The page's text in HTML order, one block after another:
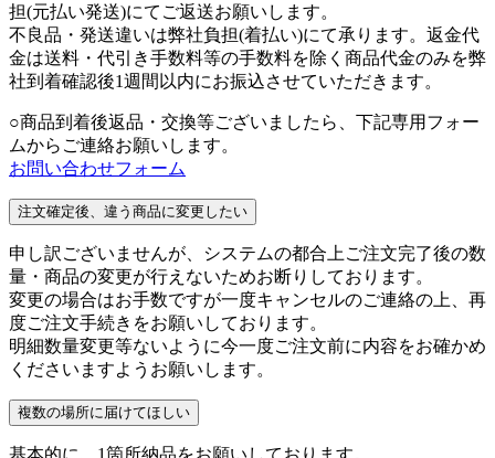
担(元払い発送)にてご返送お願いします。
不良品・発送違いは弊社負担(着払い)にて承ります。返金代
金は送料・代引き手数料等の手数料を除く商品代金のみを弊
社到着確認後1週間以内にお振込させていただきます。
○商品到着後返品・交換等ございましたら、下記専用フォー
ムからご連絡お願いします。
お問い合わせフォーム
注文確定後、違う商品に変更したい
申し訳ございませんが、システムの都合上ご注文完了後の数
量・商品の変更が行えないためお断りしております。
変更の場合はお手数ですが一度キャンセルのご連絡の上、再
度ご注文手続きをお願いしております。
明細数量変更等ないように今一度ご注文前に内容をお確かめ
くださいますようお願いします。
複数の場所に届けてほしい